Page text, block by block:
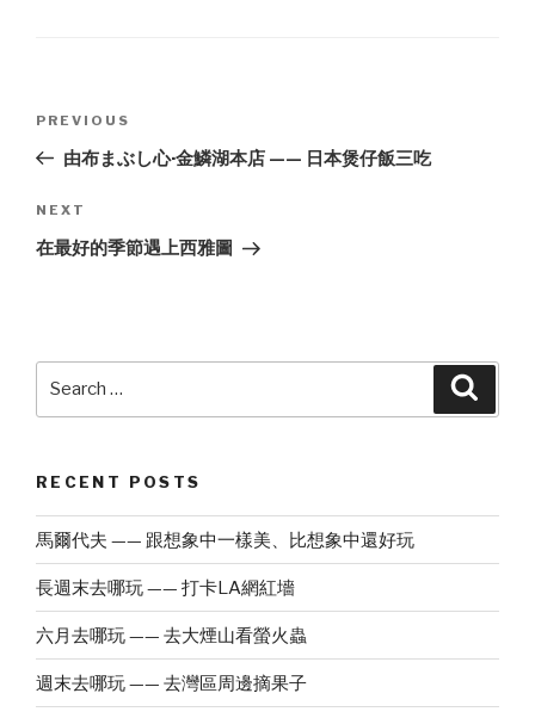
Post
navigation
Previous
Post
PREVIOUS
由布まぶし心·金鱗湖本店 —— 日本煲仔飯三吃
Next
Post
NEXT
在最好的季節遇上西雅圖
RECENT POSTS
馬爾代夫 —— 跟想象中一樣美、比想象中還好玩
長週末去哪玩 —— 打卡LA網紅墻
六月去哪玩 —— 去大煙山看螢火蟲
週末去哪玩 —— 去灣區周邊摘果子